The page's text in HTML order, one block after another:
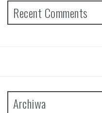
Recent Comments
Archiwa